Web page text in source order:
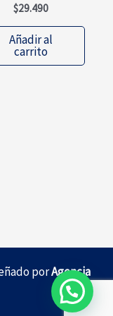
$29.490
Añadir al
carrito
porAgencia